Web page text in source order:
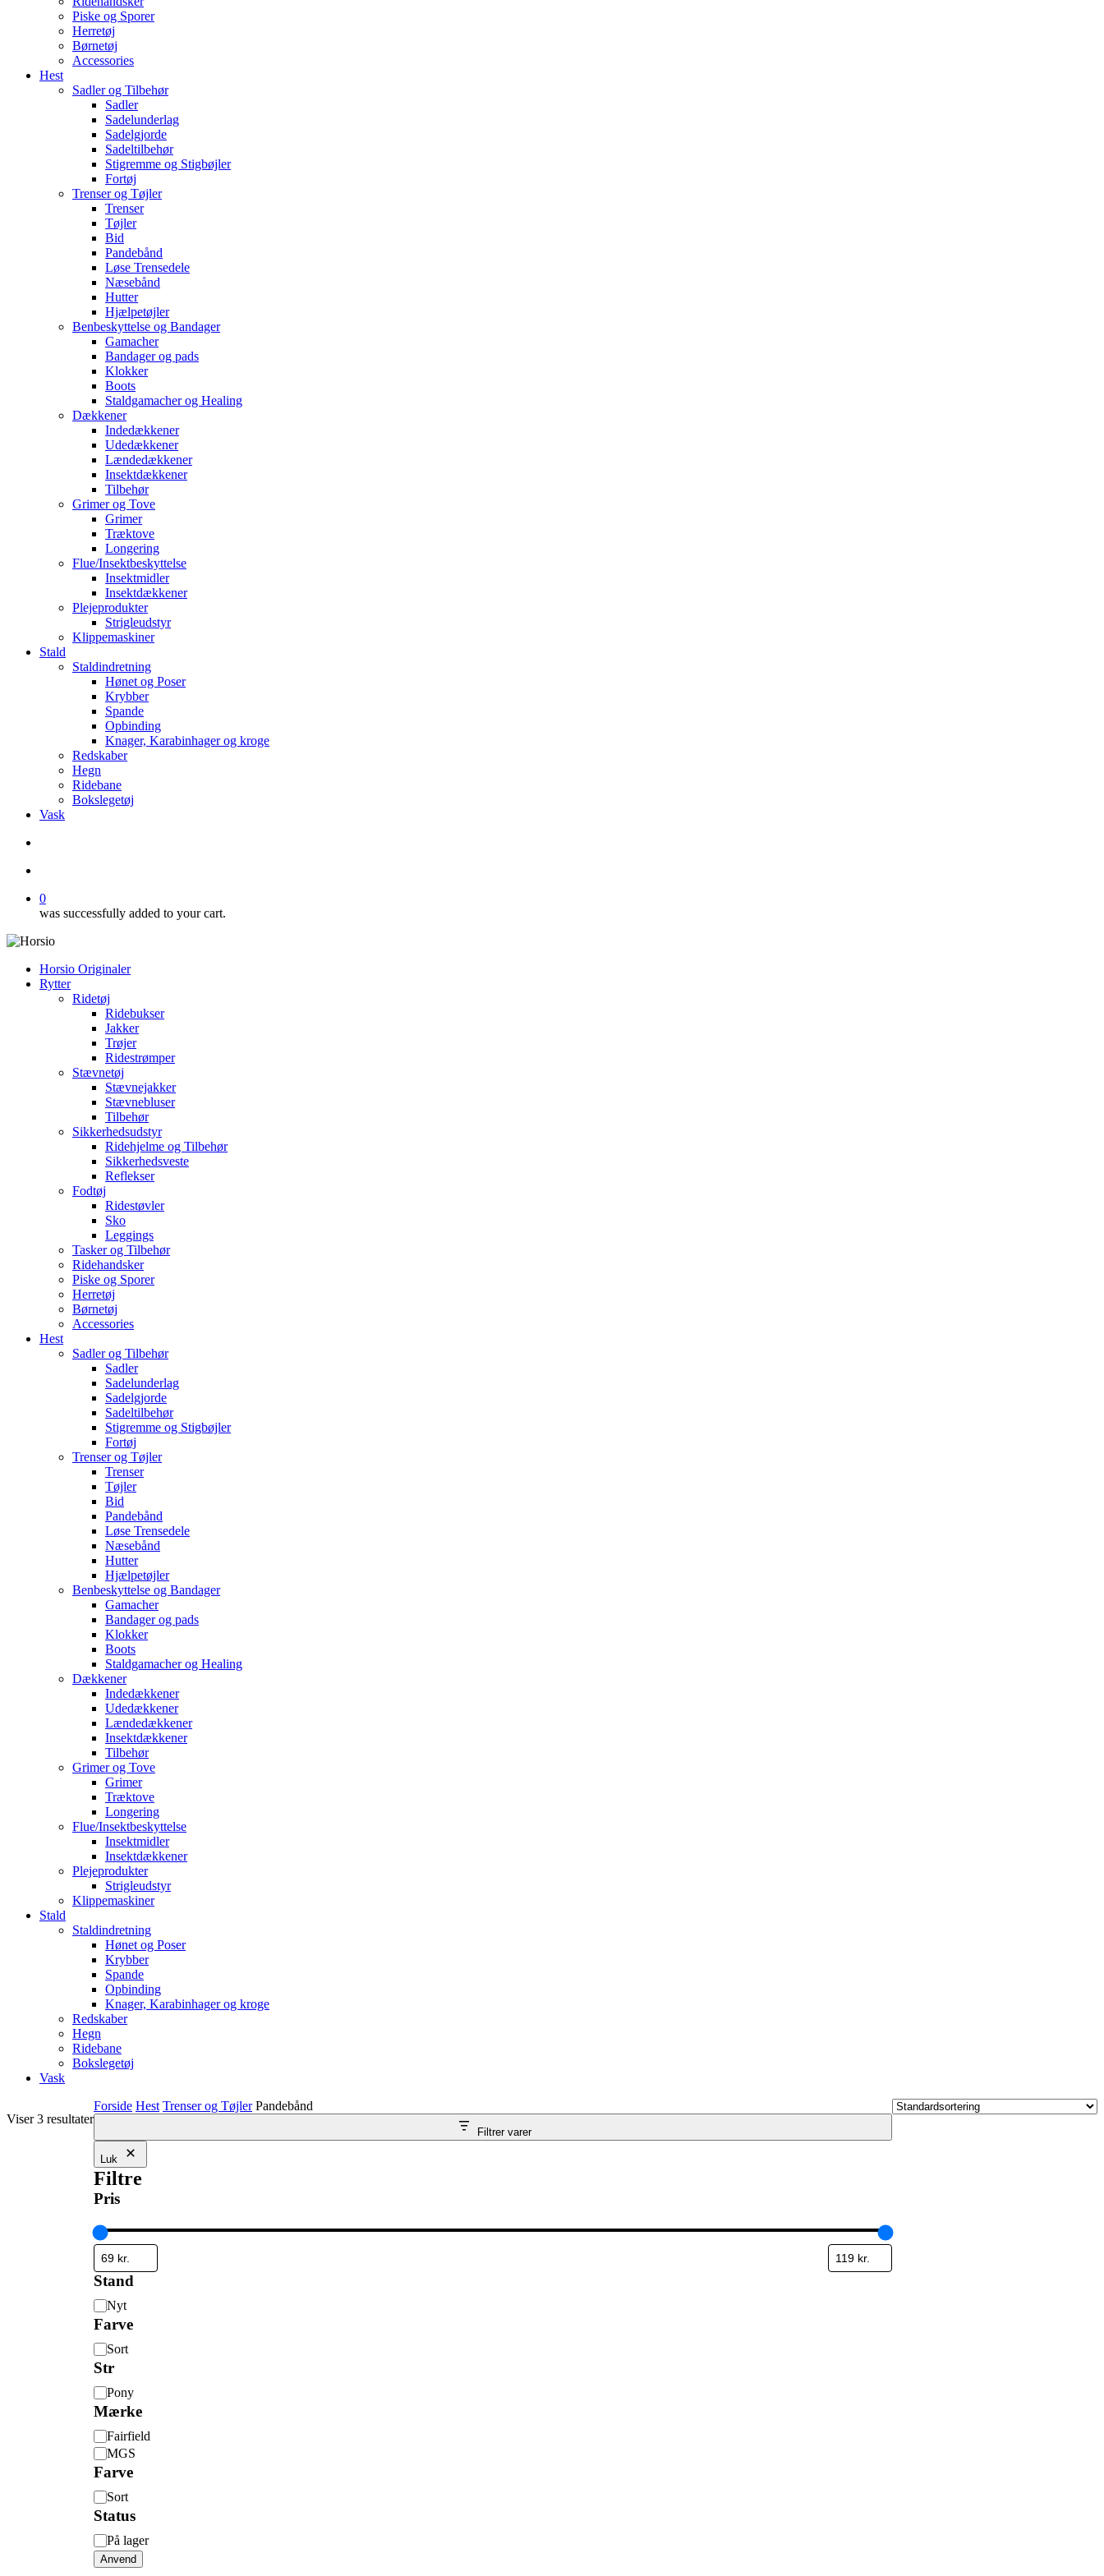
Piske og Sporer
Herretøj
Børnetøj
Accessories
Hest
Sadler og Tilbehør
Sadler
Sadelunderlag
Sadelgjorde
Sadeltilbehør
Stigremme og Stigbøjler
Fortøj
Trenser og Tøjler
Trenser
Tøjler
Bid
Pandebånd
Løse Trensedele
Næsebånd
Hutter
Hjælpetøjler
Benbeskyttelse og Bandager
Gamacher
Bandager og pads
Klokker
Boots
Staldgamacher og Healing
Dækkener
Indedækkener
Udedækkener
Lændedækkener
Insektdækkener
Tilbehør
Grimer og Tove
Grimer
Træktove
Longering
Flue/Insektbeskyttelse
Insektmidler
Insektdækkener
Plejeprodukter
Strigleudstyr
Klippemaskiner
Stald
Staldindretning
Hønet og Poser
Krybber
Spande
Opbinding
Knager, Karabinhager og kroge
Redskaber
Hegn
Ridebane
Bokslegetøj
Vask
0
was successfully added to your cart.
Horsio Originaler
Rytter
Ridetøj
Ridebukser
Jakker
Trøjer
Ridestrømper
Stævnetøj
Stævnejakker
Stævnebluser
Tilbehør
Sikkerhedsudstyr
Ridehjelme og Tilbehør
Sikkerhedsveste
Reflekser
Fodtøj
Ridestøvler
Sko
Leggings
Tasker og Tilbehør
Ridehandsker
Piske og Sporer
Herretøj
Børnetøj
Accessories
Hest
Sadler og Tilbehør
Sadler
Sadelunderlag
Sadelgjorde
Sadeltilbehør
Stigremme og Stigbøjler
Fortøj
Trenser og Tøjler
Trenser
Tøjler
Bid
Pandebånd
Løse Trensedele
Næsebånd
Hutter
Hjælpetøjler
Benbeskyttelse og Bandager
Gamacher
Bandager og pads
Klokker
Boots
Staldgamacher og Healing
Dækkener
Indedækkener
Udedækkener
Lændedækkener
Insektdækkener
Tilbehør
Grimer og Tove
Grimer
Træktove
Longering
Flue/Insektbeskyttelse
Insektmidler
Insektdækkener
Plejeprodukter
Strigleudstyr
Klippemaskiner
Stald
Staldindretning
Hønet og Poser
Krybber
Spande
Opbinding
Knager, Karabinhager og kroge
Redskaber
Hegn
Ridebane
Bokslegetøj
Vask
Viser 3 resultater
Forside Hest Trenser og Tøjler Pandebånd
Filtrer varer
Luk
Filtre
Pris
Stand
Stand
Nyt
Farve
Farve
Sort
Str
StrPony
Mærke
Mærke
Fairfield
MGS
Farve
Farve
Sort
Status
Status
På lager
Anvend